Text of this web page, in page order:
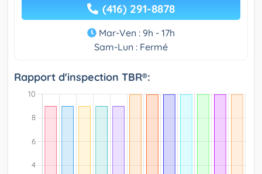
(416) 291-8878
Mar-Ven : 9h - 17h
Sam-Lun : Fermé
Rapport d'inspection TBR®: